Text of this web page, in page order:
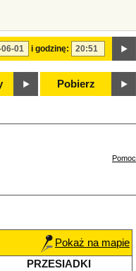
i godzinę:
Pobierz
Pomoc
Pokaż na mapie
PRZESIADKI